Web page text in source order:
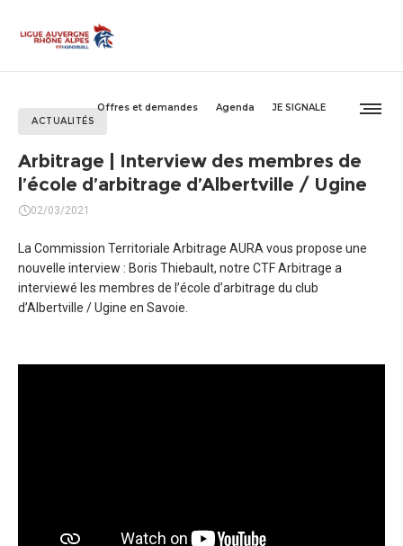
Offres et demandes Agenda
JE SIGNALE
ACTUALITÉS
Arbitrage | Interview des membres de
l’école d’arbitrage d’Albertville / Ugine
02/03/2021
La Commission Territoriale Arbitrage AURA vous propose une
nouvelle interview : Boris Thiebault, notre CTF Arbitrage a
interviewé les membres de l’école d’arbitrage du club
d’Albertville / Ugine en Savoie.